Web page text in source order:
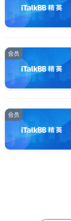
会员
会员